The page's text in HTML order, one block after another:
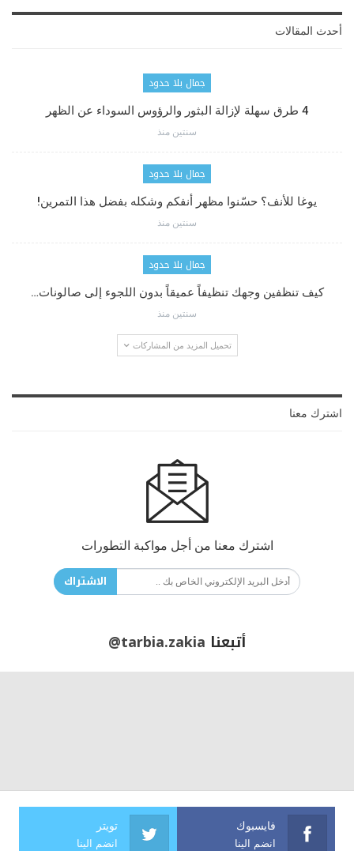
أحدث المقالات
جمال بلا حدود
4 طرق سهلة لإزالة البثور والرؤوس السوداء عن الظهر
سنتين منذ
جمال بلا حدود
يوغا للأنف؟ حسّنوا مظهر أنفكم وشكله بفضل هذا التمرين!
سنتين منذ
جمال بلا حدود
كيف تنظفين وجهك تنظيفاً عميقاً بدون اللجوء إلى صالونات…
سنتين منذ
تحميل المزيد من المشاركات
اشترك معنا
اشترك معنا من أجل مواكبة التطورات
الاشتراك
أتبعنا @tarbia.zakia
فايسبوك
انضم الينا
تويتر
انضم الينا